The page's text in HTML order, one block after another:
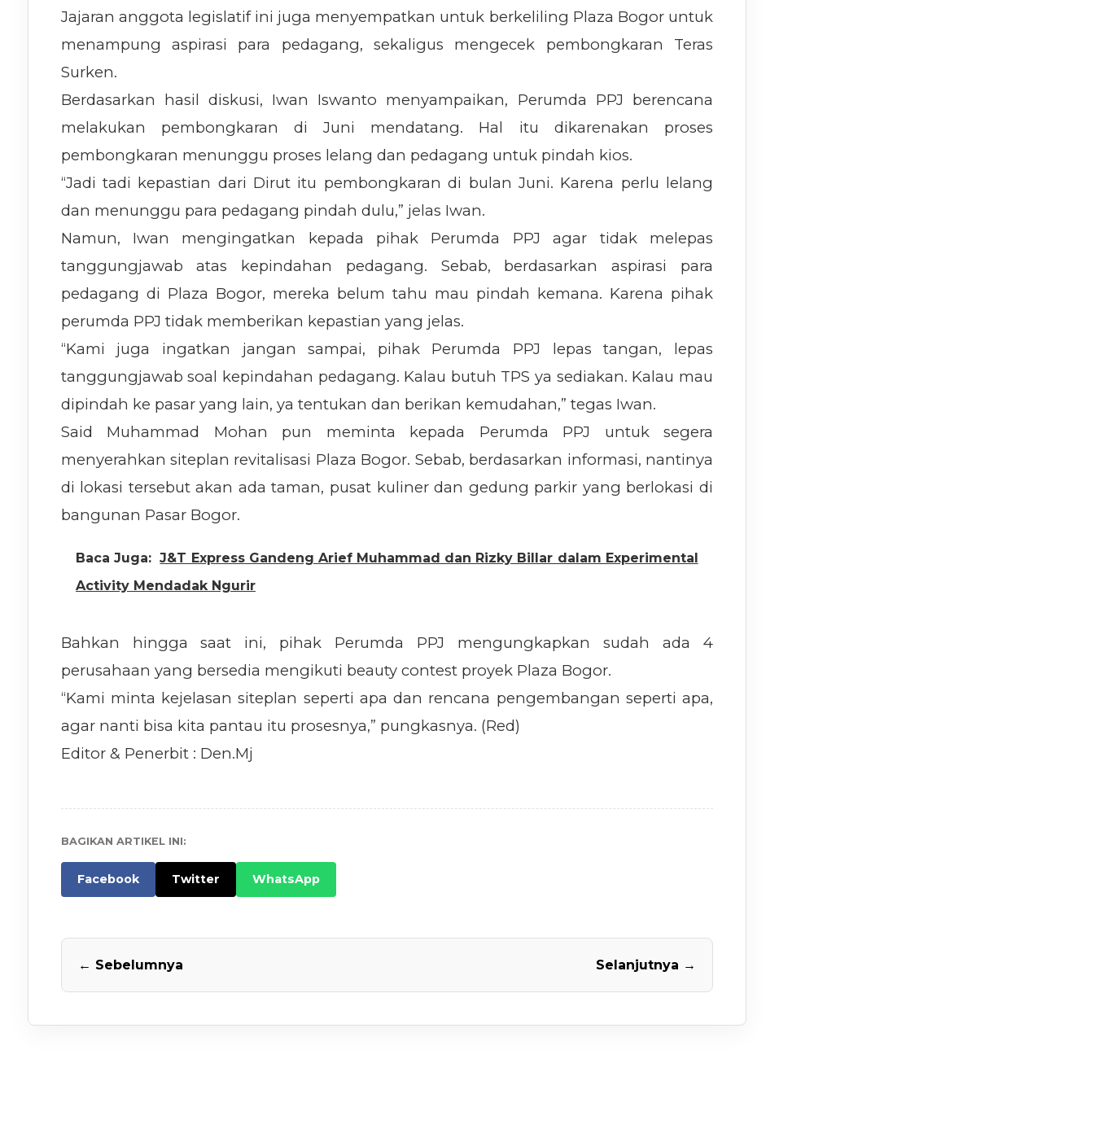
Jajaran anggota legislatif ini juga menyempatkan untuk berkeliling Plaza Bogor untuk
menampung aspirasi para pedagang, sekaligus mengecek pembongkaran Teras
Surken.
Berdasarkan hasil diskusi, Iwan Iswanto menyampaikan, Perumda PPJ berencana
melakukan pembongkaran di Juni mendatang. Hal itu dikarenakan proses
pembongkaran menunggu proses lelang dan pedagang untuk pindah kios.
“Jadi tadi kepastian dari Dirut itu pembongkaran di bulan Juni. Karena perlu lelang
dan menunggu para pedagang pindah dulu,” jelas Iwan.
Namun, Iwan mengingatkan kepada pihak Perumda PPJ agar tidak melepas
tanggungjawab atas kepindahan pedagang. Sebab, berdasarkan aspirasi para
pedagang di Plaza Bogor, mereka belum tahu mau pindah kemana. Karena pihak
perumda PPJ tidak memberikan kepastian yang jelas.
“Kami juga ingatkan jangan sampai, pihak Perumda PPJ lepas tangan, lepas
tanggungjawab soal kepindahan pedagang. Kalau butuh TPS ya sediakan. Kalau mau
dipindah ke pasar yang lain, ya tentukan dan berikan kemudahan,” tegas Iwan.
Said Muhammad Mohan pun meminta kepada Perumda PPJ untuk segera
menyerahkan siteplan revitalisasi Plaza Bogor. Sebab, berdasarkan informasi, nantinya
di lokasi tersebut akan ada taman, pusat kuliner dan gedung parkir yang berlokasi di
bangunan Pasar Bogor.
Baca Juga: J&T Express Gandeng Arief Muhammad dan Rizky Billar dalam Experimental
Activity Mendadak Ngurir
Bahkan hingga saat ini, pihak Perumda PPJ mengungkapkan sudah ada 4
perusahaan yang bersedia mengikuti beauty contest proyek Plaza Bogor.
“Kami minta kejelasan siteplan seperti apa dan rencana pengembangan seperti apa,
agar nanti bisa kita pantau itu prosesnya,” pungkasnya. (Red)
Editor & Penerbit : Den.Mj
BAGIKAN ARTIKEL INI:
Facebook Twitter WhatsApp
← Sebelumnya Selanjutnya →